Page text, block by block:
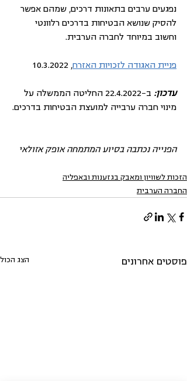
נפגעים ערבים בתאונות דרכים, שמהם אפשר
להסיק שנושא הבטיחות בדרכים רלוונטי
וחשוב במיוחד לחברה הערבית.
פניית האגודה לזכויות האזרח, 10.3.2022
עדכון:
ב-22.4.2022 החליטה הממשלה על
מינוי חברה ערבייה למועצת הבטיחות בדרכים.
הפנייה נכתבה בסיוע המתמחה אופק אזולאי
הזכות לשוויון ומאבק בגזענות ובאפליה
החברה הערבית
פוסטים אחרונים הצג הכול